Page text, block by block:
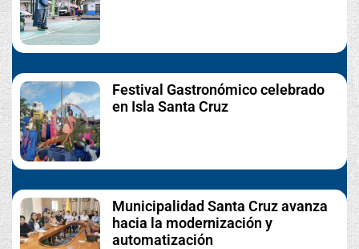
Festival Gastronómico celebrado
en Isla Santa Cruz
Municipalidad Santa Cruz avanza
hacia la modernización y
automatización